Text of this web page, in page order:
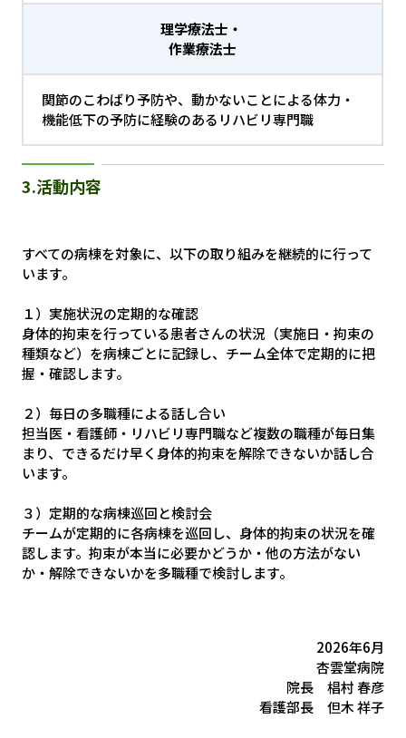
理学療法士・
作業療法士
関節のこわばり予防や、動かないことによる体力・
機能低下の予防に経験のあるリハビリ専門職
3.活動内容
すべての病棟を対象に、以下の取り組みを継続的に行って
います。
１）実施状況の定期的な確認
身体的拘束を行っている患者さんの状況（実施日・拘束の
種類など）を病棟ごとに記録し、チーム全体で定期的に把
握・確認します。
２）毎日の多職種による話し合い
担当医・看護師・リハビリ専門職など複数の職種が毎日集
まり、できるだけ早く身体的拘束を解除できないか話し合
います。
３）定期的な病棟巡回と検討会
チームが定期的に各病棟を巡回し、身体的拘束の状況を確
認します。拘束が本当に必要かどうか・他の方法がない
か・解除できないかを多職種で検討します。
2026年6月
杏雲堂病院
院長 椙村 春彦
看護部長 但木 祥子